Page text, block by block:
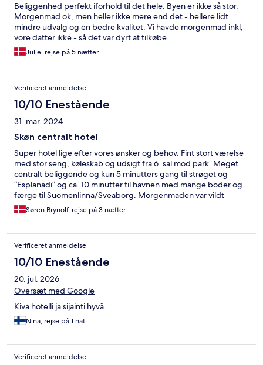
Beliggenhed perfekt iforhold til det hele. Byen er ikke så stor.
Morgenmad ok, men heller ikke mere end det - hellere lidt
mindre udvalg og en bedre kvalitet. Vi havde morgenmad inkl,
vore datter ikke - så det var dyrt at tilkøbe.
Julie, rejse på 5 nætter
Verificeret anmeldelse
10/10 Enestående
31. mar. 2024
Skøn centralt hotel
Super hotel lige efter vores ønsker og behov. Fint stort værelse
med stor seng, køleskab og udsigt fra 6. sal mod park. Meget
centralt beliggende og kun 5 minutters gang til strøget og
“Esplanadi” og ca. 10 minutter til havnen med mange boder og
færge til Suomenlinna/Sveaborg. Morgenmaden var vildt
lækker med mange hjemmelavede sager. Sengen blev dog kun
delvist redt ved rengøring. Ikke et stort problem, men alligevel
der blev heller ikke fyldt op af det under opholdet (3
overnatninger). Mulighed for at få opbevaret bagagen ved sen
hjemrejse. Vi anbefaler klart hotellet.
Søren Brynolf, rejse på 3 nætter
Verificeret anmeldelse
10/10 Enestående
20. jul. 2026
Oversæt med Google
Kiva hotelli ja sijainti hyvä.
Nina, rejse på 1 nat
Verificeret anmeldelse